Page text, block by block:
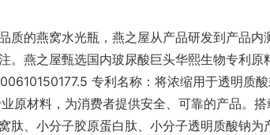
的燕窝水光瓶，燕之屋从产品研发到产品内
。燕之屋甄选国内玻尿酸巨头华熙生物专利
专利名称：将浓缩用于透明质
原材料，为消费者提供安全、可靠的产品。
肽、小分子胶原蛋白肽、小分子透明质酸钠为